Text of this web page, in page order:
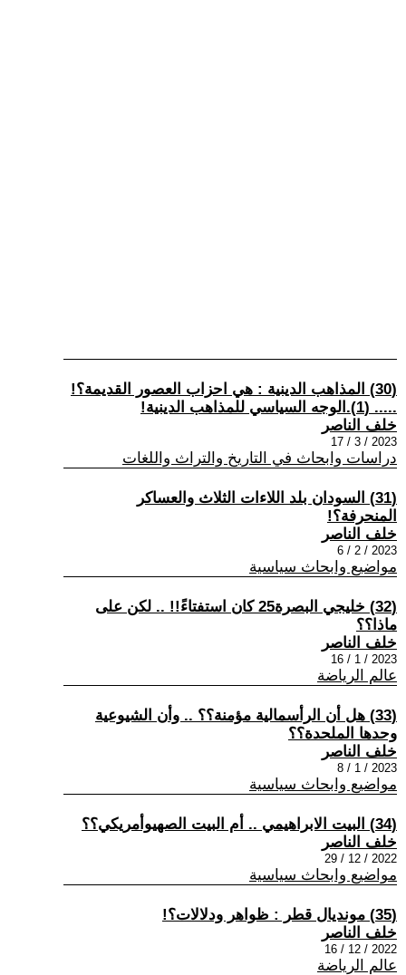
(30) المذاهب الدينية : هي احزاب العصور القديمة؟!
..... (1).الوجه السياسي للمذاهب الدينية!
خلف الناصر
2023 / 3 / 17
دراسات وابحاث في التاريخ والتراث واللغات
(31) السودان بلد اللاءات الثلاث والعساكر
المنحرفة؟!
خلف الناصر
2023 / 2 / 6
مواضيع وابحاث سياسية
(32) خليجي البصرة25 كان استفتاءً!! .. لكن على
ماذا؟؟
خلف الناصر
2023 / 1 / 16
عالم الرياضة
(33) هل أن الرأسمالية مؤمنة؟؟ .. وأن الشيوعية
وحدها الملحدة؟؟
خلف الناصر
2023 / 1 / 8
مواضيع وابحاث سياسية
(34) البيت الابراهيمي .. أم البيت الصهيوأمريكي؟؟
خلف الناصر
2022 / 12 / 29
مواضيع وابحاث سياسية
(35) مونديال قطر : ظواهر ودلالات؟!
خلف الناصر
2022 / 12 / 16
عالم الرياضة